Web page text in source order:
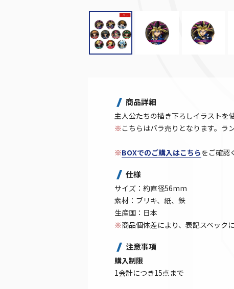
商品詳細
主人公たちの描き下ろしイラストを
※ こちらはバラ売りとなります。ラ
※BOXでのご購入はこちらをご確認
仕様
サイズ：約直径56mm
素材：ブリキ、紙、鉄
生産国：日本
※商品個体差により、表記スペック
注意事項
購入制限
1会計につき15点まで